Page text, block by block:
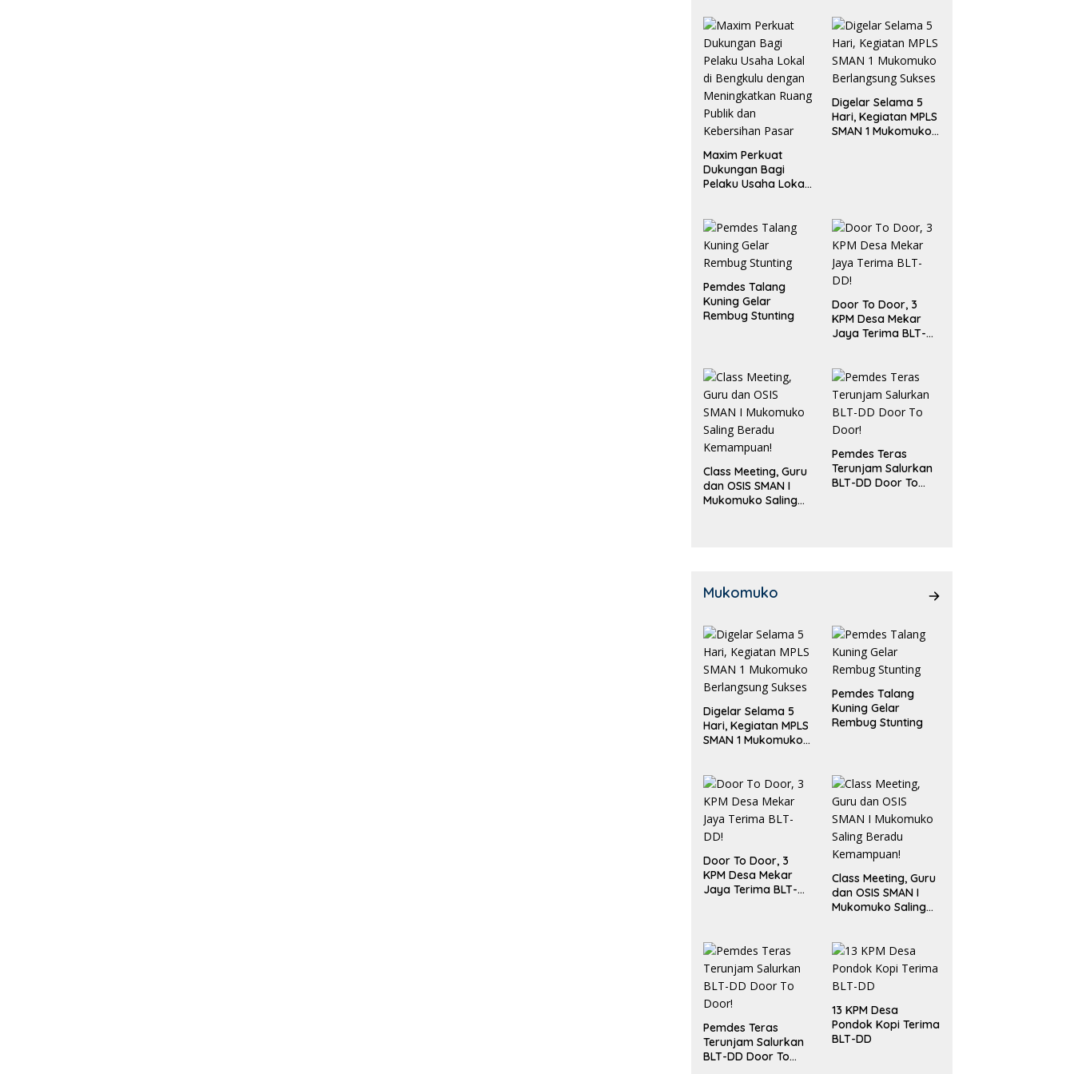
Maxim Perkuat
Dukungan Bagi
Pelaku Usaha Lokal
Ruang Publik dan
Kebersihan Pasar
Digelar Selama 5
Hari, Kegiatan MPLS
SMAN 1 Mukomuko
Pemdes Talang
Kuning Gelar
Rembug Stunting
Door To Door, 3
KPM Desa Mekar
Jaya Terima BLT-
Class Meeting, Guru
dan OSIS SMAN I
Mukomuko Saling
Pemdes Teras
Terunjam Salurkan
BLT-DD Door To
Mukomuko
Digelar Selama 5
Hari, Kegiatan MPLS
SMAN 1 Mukomuko
Pemdes Talang
Kuning Gelar
Rembug Stunting
Door To Door, 3
KPM Desa Mekar
Jaya Terima BLT-
Class Meeting, Guru
dan OSIS SMAN I
Mukomuko Saling
Pemdes Teras
Terunjam Salurkan
BLT-DD Door To
13 KPM Desa
Pondok Kopi Terima
BLT-DD